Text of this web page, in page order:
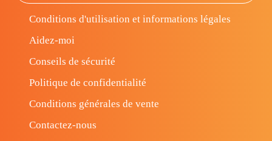
Conditions d'utilisation et informations légales
Aidez-moi
Conseils de sécurité
Politique de confidentialité
Conditions générales de vente
Contactez-nous